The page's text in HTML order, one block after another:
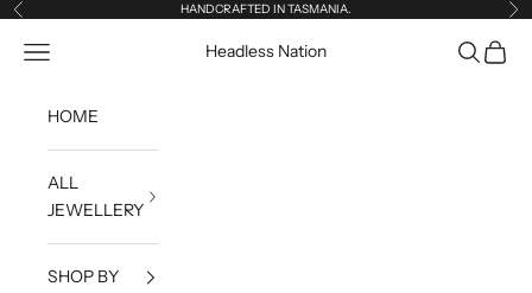
Skip to content
Previous HANDCRAFTED IN TASMANIA.
Headless Nation
Open navigation menu OpenOpen
HOME
ALL
JEWELLERY
SHOP BY